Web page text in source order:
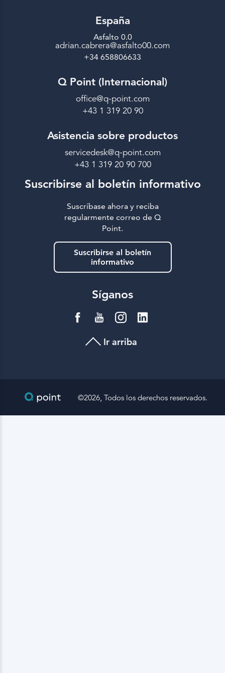
España
Asfalto 0.0
adrian.cabrera@asfalto00.com
+34 658806633
Q Point (Internacional)
office@q-point.com
+43 1 319 20 90
Asistencia sobre productos
servicedesk@q-point.com
+43 1 319 20 90 700
Suscribirse al boletín informativo
Suscríbase ahora y reciba
regularmente correo de Q
Point.
Suscribirse al boletín
informativo
Síganos
Ir arriba
©2026, Todos los derechos reservados.